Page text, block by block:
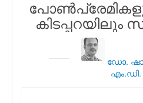
കിടപ്പറയിലും
ഡോ.
എം.ഡി.